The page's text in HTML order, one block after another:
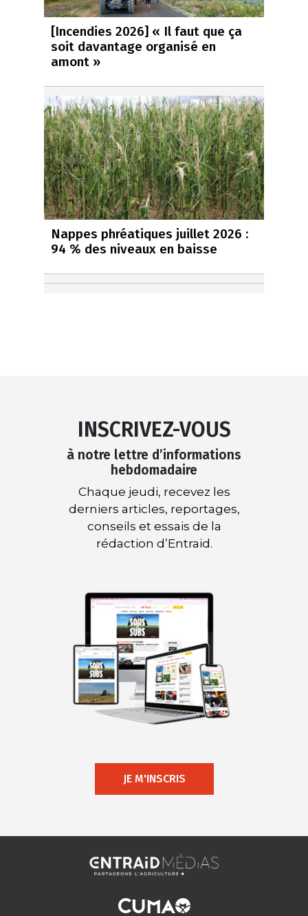
[Incendies 2026] « Il faut que ça
soit davantage organisé en
amont »
Nappes phréatiques juillet 2026 :
94 % des niveaux en baisse
INSCRIVEZ-VOUS
à notre lettre d’informations
hebdomadaire
Chaque jeudi, recevez les
derniers articles, reportages,
conseils et essais de la
rédaction d’Entraid.
JE M'INSCRIS